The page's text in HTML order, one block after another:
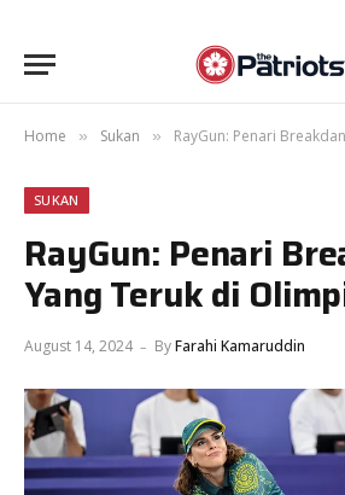
Home » Sukan » RayGun: Penari
SUKAN
RayGun: Penari
Yang Teruk di
August 14, 2024 ByFarahi Kamaruddin